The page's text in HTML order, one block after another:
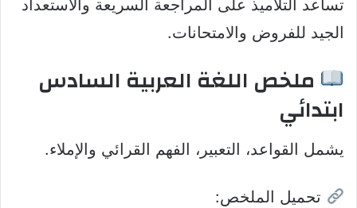
تساعد التلاميذ على المراجعة السريعة والاستعداد
الجيد للفروض والامتحانات.
ملخص اللغة العربية السادس
ابتدائي
يشمل القواعد، التعبير، الفهم القرائي والإملاء.
تحميل الملخص: